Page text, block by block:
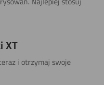
XT
i otrzymaj swoje